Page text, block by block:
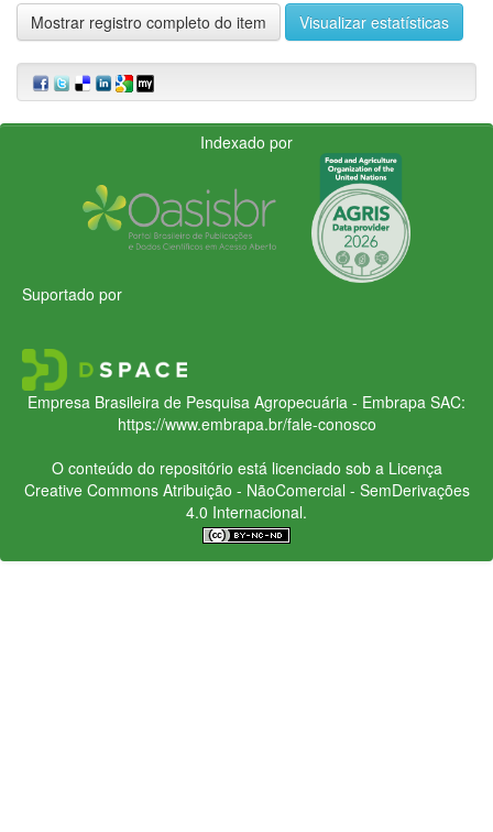
Mostrar registro completo do item Visualizar estatísticas
Indexado por
Suportado por
Empresa Brasileira de Pesquisa Agropecuária - Embrapa SAC:
https://www.embrapa.br/fale-conosco
O conteúdo do repositório está licenciado sob a Licença
Creative CommonsAtribuição - NãoComercial - SemDerivações
4.0 Internacional.